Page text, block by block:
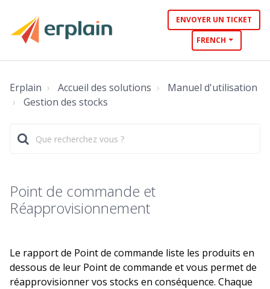
ENVOYER UN TICKET
FRENCH
Erplain Accueil des solutions
Manuel d'utilisation
Gestion des stocks
Point de commande et
Réapprovisionnement
Le rapport de Point de commande liste les produits en
dessous de leur Point de commande et vous permet de
réapprovisionner vos stocks en conséquence. Chaque